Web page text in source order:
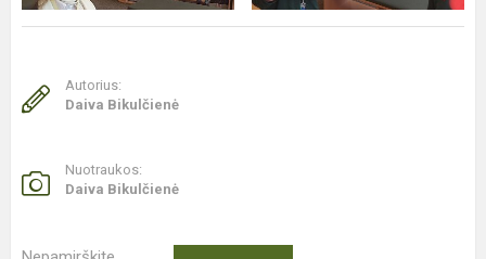
Autorius:
Daiva Bikulčienė
Nuotraukos:
Daiva Bikulčienė